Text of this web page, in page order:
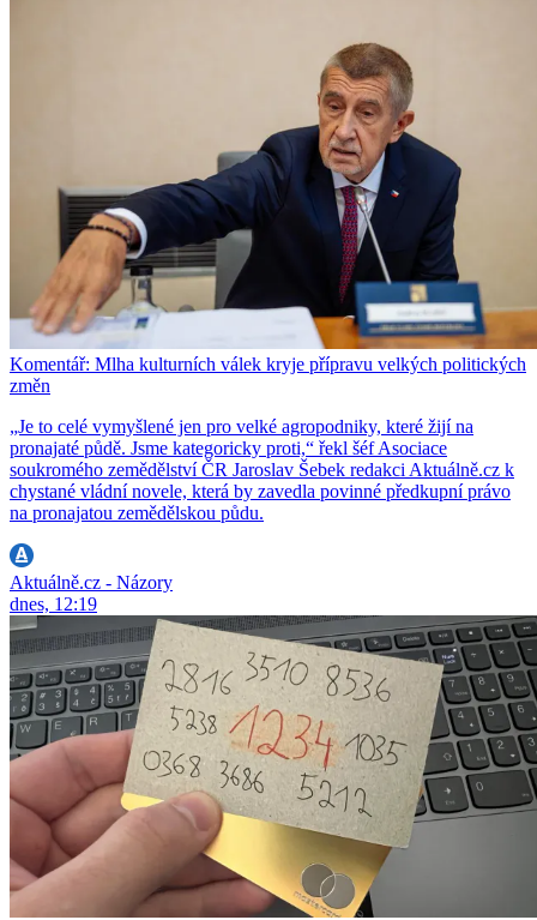
Komentář: Mlha kulturních válek kryje přípravu velkých politických
změn
„Je to celé vymyšlené jen pro velké agropodniky, které žijí na
pronajaté půdě. Jsme kategoricky proti,“ řekl šéf Asociace
soukromého zemědělství ČR Jaroslav Šebek redakci Aktuálně.cz k
chystané vládní novele, která by zavedla povinné předkupní právo
na pronajatou zemědělskou půdu.
Aktuálně.cz - Názory
dnes, 12:19